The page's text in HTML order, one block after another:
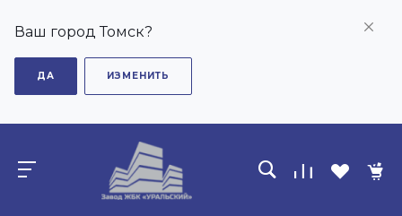
Ваш город Томск?
ДА ИЗМЕНИТЬ